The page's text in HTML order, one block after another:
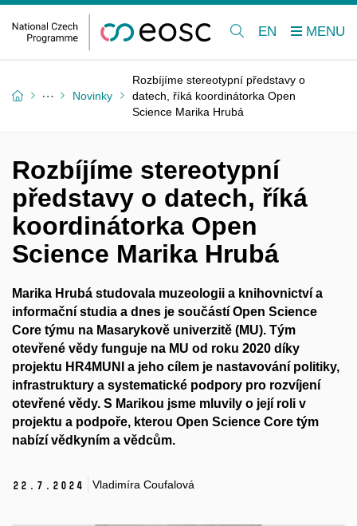
EN
Novinky
Rozbíjíme stereotypní představy o
datech, říká koordinátorka Open
Science Marika Hrubá
Rozbíjíme stereotypní
představy o datech, říká
koordinátorka Open
Science Marika Hrubá
Marika Hrubá studovala muzeologii a knihovnictví a
informační studia a dnes je součástí Open Science
Core týmu na Masarykově univerzitě (MU). Tým
otevřené vědy funguje na MU od roku 2020 díky
projektu HR4MUNI a jeho cílem je nastavování politiky,
infrastruktury a systematické podpory pro rozvíjení
otevřené vědy. S Marikou jsme mluvily o její roli v
projektu a podpoře, kterou Open Science Core tým
nabízí vědkyním a vědcům.
22. 7. 2024 Vladimíra Coufalová